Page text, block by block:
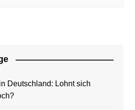
Deutschland: Lohnt sich